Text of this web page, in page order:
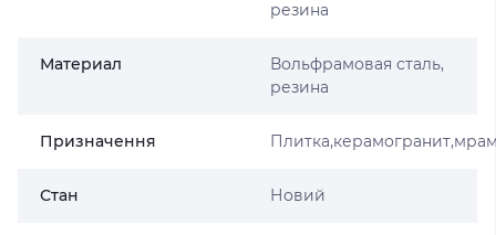
резина
Материал
Вольфрамовая сталь,
резина
Призначення
Стан Новий